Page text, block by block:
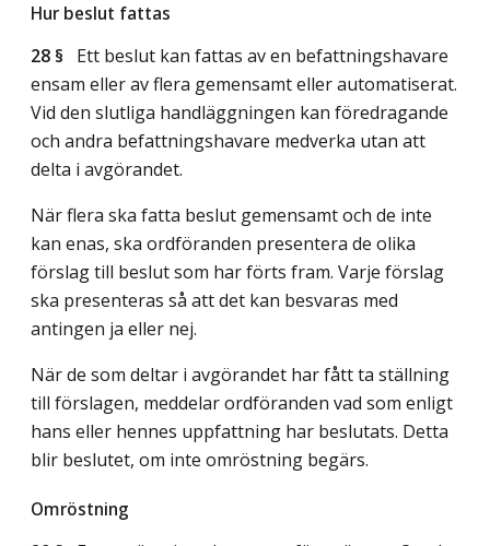
Hur beslut fattas
28 § Ett beslut kan fattas av en befattningshavare
ensam eller av flera gemensamt eller automatiserat.
Vid den slutliga handläggningen kan föredragande
och andra befattningshavare medverka utan att
delta i avgörandet.
När flera ska fatta beslut gemensamt och de inte
kan enas, ska ordföranden presentera de olika
förslag till beslut som har förts fram. Varje förslag
ska presenteras så att det kan besvaras med
antingen ja eller nej.
När de som deltar i avgörandet har fått ta ställning
till förslagen, meddelar ordföranden vad som enligt
hans eller hennes uppfattning har beslutats. Detta
blir beslutet, om inte omröstning begärs.
Omröstning